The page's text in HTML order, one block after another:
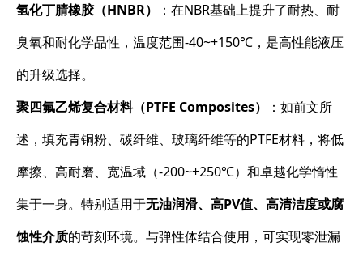
氢化丁腈橡胶（HNBR）
：在NBR基础上提升了耐热、耐
臭氧和耐化学品性，温度范围-40~+150℃，是高性能液压
的升级选择。
聚四氟乙烯复合材料（PTFE Composites）
：如前文所
述，填充青铜粉、碳纤维、玻璃纤维等的PTFE材料，将低
摩擦、高耐磨、宽温域（-200~+250℃）和卓越化学惰性
集于一身。特别适用于无油润滑、高PV值、高清洁度或腐
蚀性介质的苛刻环境。与弹性体结合使用，可实现零泄漏